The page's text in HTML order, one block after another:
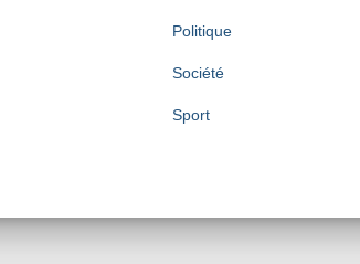
Politique
Société
Sport